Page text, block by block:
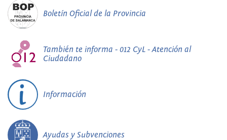
Boletín Oficial de la Provincia
También te informa - 012 CyL - Atención al
Ciudadano
Información
Ayudas y Subvenciones